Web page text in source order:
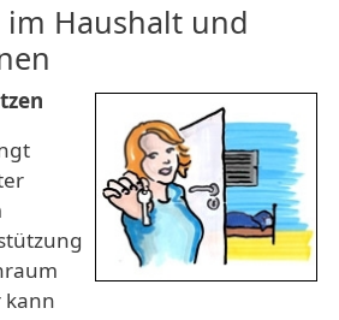
Haushalt und
kann